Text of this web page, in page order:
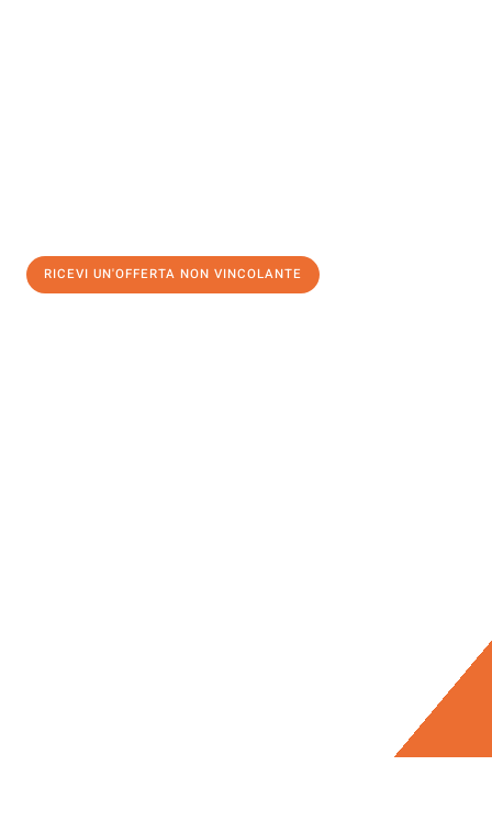
RICEVI UN'OFFERTA NON VINCOLANTE